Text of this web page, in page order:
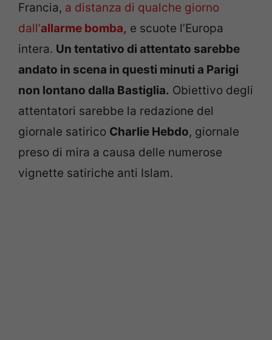
Francia, a distanza di qualche giorno
dall’allarme bomba, e scuote l’Europa
intera. Un tentativo di attentato sarebbe
andato in scena in questi minuti a Parigi
non lontano dalla Bastiglia. Obiettivo degli
attentatori sarebbe la redazione del
giornale satirico Charlie Hebdo, giornale
preso di mira a causa delle numerose
vignette satiriche anti Islam.